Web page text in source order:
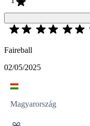
Faireball
02/05/2025
Magyarország